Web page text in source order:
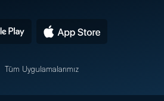
Tüm Uygulamalarımız